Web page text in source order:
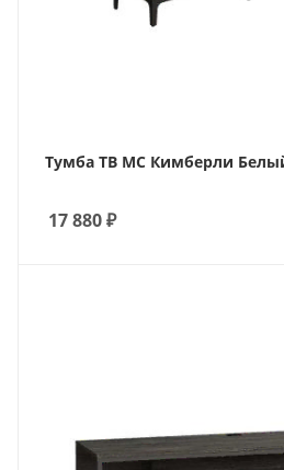
Тумба ТВ МС Кимберли
17 880₽